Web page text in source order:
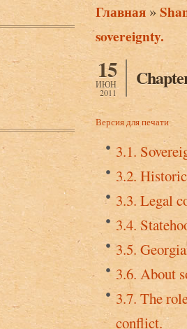
Вы здесь
Главная »
sovereignty.
15
ИЮН
2011
Версия для печати
3.1.
3.2.
3.3. Legal
3.4.
3.5.
3.6. About
3.7. The
conflict.